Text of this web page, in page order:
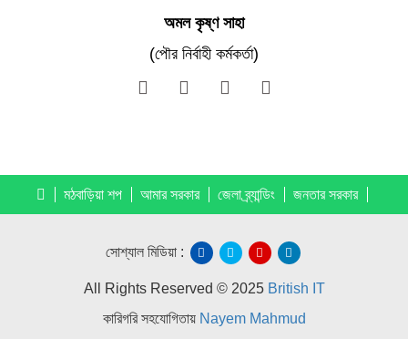
অমল কৃষ্ণ সাহা
(পৌর নির্বাহী কর্মকর্তা)
মঠবাড়িয়া শপ আমার সরকার জেলা ব্র্যান্ডিং জনতার সরকার
সোশ্যাল মিডিয়া :
All Rights Reserved © 2025 British IT
কারিগরি সহযোগিতায় Nayem Mahmud